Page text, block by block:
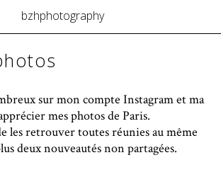
bzhphotography
sur mon compte Instagram et ma
mes photos de Paris.
les retrouver toutes réunies au même
deux nouveautés non partagées.